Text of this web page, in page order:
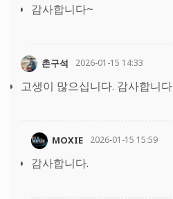
감사합니다~
촌구석 2026-01-15 14:33
고생이 많으십니다. 감사합니다
MOXIE 2026-01-15 15:59
감사합니다.